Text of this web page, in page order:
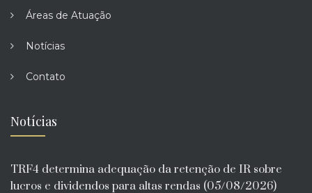
Áreas de Atuação
Notícias
Contato
Notícias
TRF4 determina adequação da retenção de IR sobre
lucros e dividendos para altas rendas (05/08/2026)